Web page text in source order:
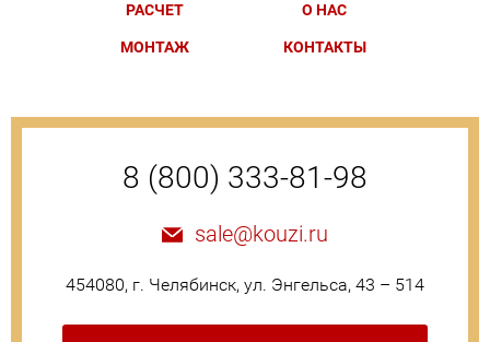
РАСЧЕТ
МОНТАЖ
О НАС
КОНТАКТЫ
8 (800) 333-81-98
sale@kouzi.ru
454080, г. Челябинск, ул. Энгельса, 43 – 514